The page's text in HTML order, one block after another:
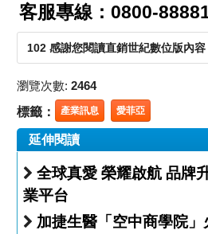
客服專線：0800-
102 感謝您閱讀直銷世紀數位版內容
瀏覽次數: 2464
標籤： 產業訊息 愛菲亞
延伸閱讀
全球真愛 榮耀啟航 品牌升級 打造新世代事
業平台
加捷生醫「空中商學院」火熱開